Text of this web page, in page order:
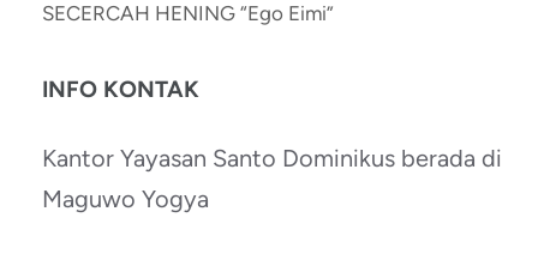
SECERCAH HENING “Ego Eimi”
INFO KONTAK
Kantor Yayasan Santo Dominikus berada di
Maguwo Yogya